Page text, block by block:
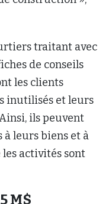
traitant avec
de conseils
les clients
inutilisés et leurs
ils peuvent
à leurs biens et à
activités sont
M$